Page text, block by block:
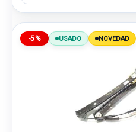
-5% USADO NOVEDAD